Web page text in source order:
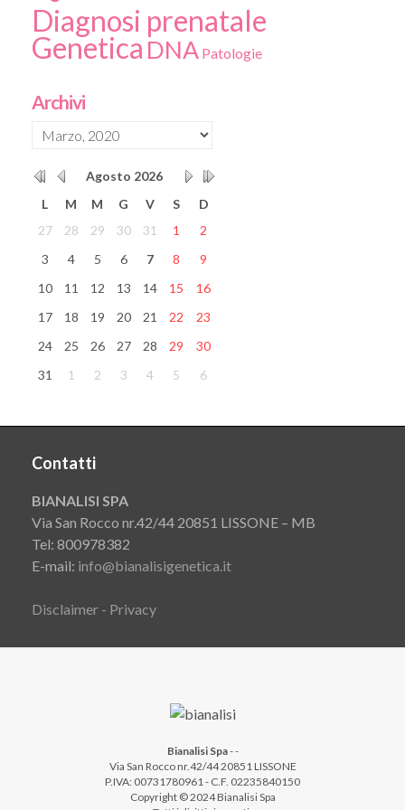
Diagnosi prenatale
Genetica DNA Patologie
Archivi
Agosto 2026
L
M M G V S
D
27
28 29 30 31 1
2
3
4 5 6 7 8
9
10
11 12 13 14 15
16
17
18 19 20 21 22
23
24
25 26 27 28 29
30
31
1 2 3 4 5 6
Contatti
BIANALISI SPA
Via San Rocco nr.42/44 20851 LISSONE – MB
Tel: 800978382
E-mail: info@bianalisigenetica.it
Disclaimer - Privacy
Bianalisi Spa--
Via San Rocco nr.42/44 20851 LISSONE
P.IVA: 00731780961 - C.F. 02235840150
Copyright © 2024 Bianalisi Spa